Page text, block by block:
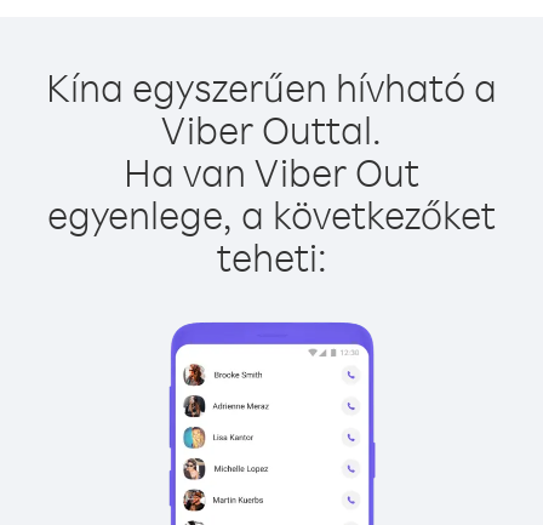
Kína egyszerűen hívható a
Viber Outtal.
Ha van Viber Out
egyenlege, a következőket
teheti: